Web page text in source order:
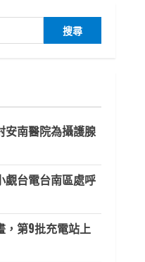
安南醫院為攝護腺
覷台電台南區處呼
，第9批充電站上